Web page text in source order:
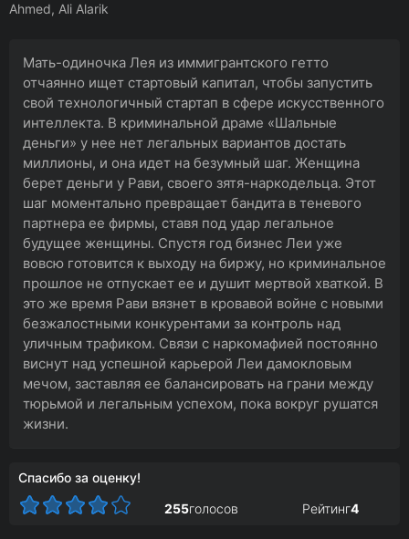
Ahmed, Ali Alarik
Мать-одиночка Лея из иммигрантского гетто
отчаянно ищет стартовый капитал, чтобы запустить
свой технологичный стартап в сфере искусственного
интеллекта. В криминальной драме «Шальные
деньги» у нее нет легальных вариантов достать
миллионы, и она идет на безумный шаг. Женщина
берет деньги у Рави, своего зятя-наркодельца. Этот
шаг моментально превращает бандита в теневого
партнера ее фирмы, ставя под удар легальное
будущее женщины. Спустя год бизнес Леи уже
вовсю готовится к выходу на биржу, но криминальное
прошлое не отпускает ее и душит мертвой хваткой. В
это же время Рави вязнет в кровавой войне с новыми
безжалостными конкурентами за контроль над
уличным трафиком. Связи с наркомафией постоянно
виснут над успешной карьерой Леи дамокловым
мечом, заставляя ее балансировать на грани между
тюрьмой и легальным успехом, пока вокруг рушатся
жизни.
Спасибо за оценку!
255голосов Рейтинг4